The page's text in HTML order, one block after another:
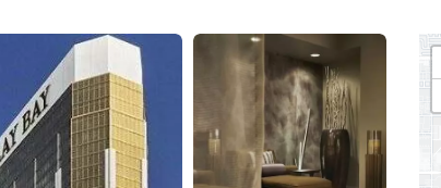
Veure 25 fotos